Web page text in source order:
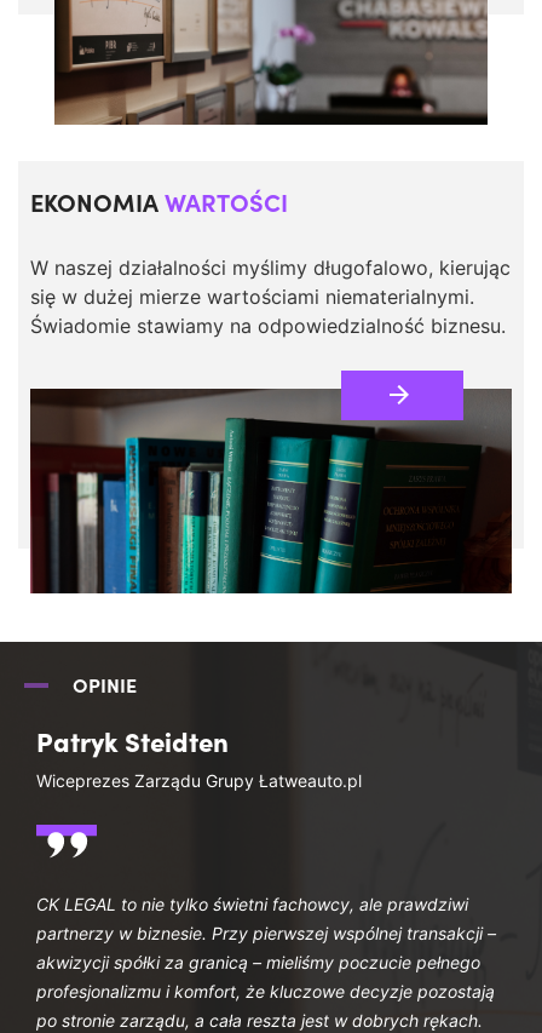
EKONOMIAWARTOŚCI
W naszej działalności myślimy długofalowo, kierując
się w dużej mierze wartościami niematerialnymi.
Świadomie stawiamy na odpowiedzialność biznesu.
OPINIE
Patryk Steidten
Wiceprezes Zarządu Grupy Łatweauto.pl
CK LEGAL to nie tylko świetni fachowcy, ale prawdziwi
partnerzy w biznesie. Przy pierwszej wspólnej transakcji –
akwizycji spółki za granicą – mieliśmy poczucie pełnego
profesjonalizmu i komfort, że kluczowe decyzje pozostają
po stronie zarządu, a cała reszta jest w dobrych rękach.